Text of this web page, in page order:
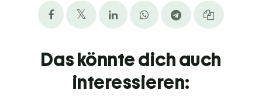
Das könnte dich auch
interessieren: